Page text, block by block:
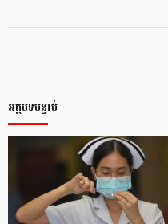
អត្ថបទបន្ទាប់